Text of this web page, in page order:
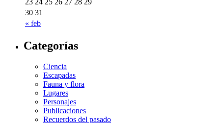
« feb
23 24 25 26 27 28 29
30 31
Categorías
Ciencia
Escapadas
Fauna y flora
Lugares
Personajes
Publicaciones
Recuerdos del pasado